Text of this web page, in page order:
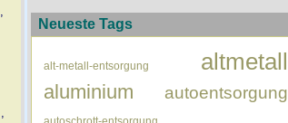
,
,
Neueste Tags
alt-metall-entsorgung altmetall
aluminium autoentsorgung
autoschrott-entsorgung